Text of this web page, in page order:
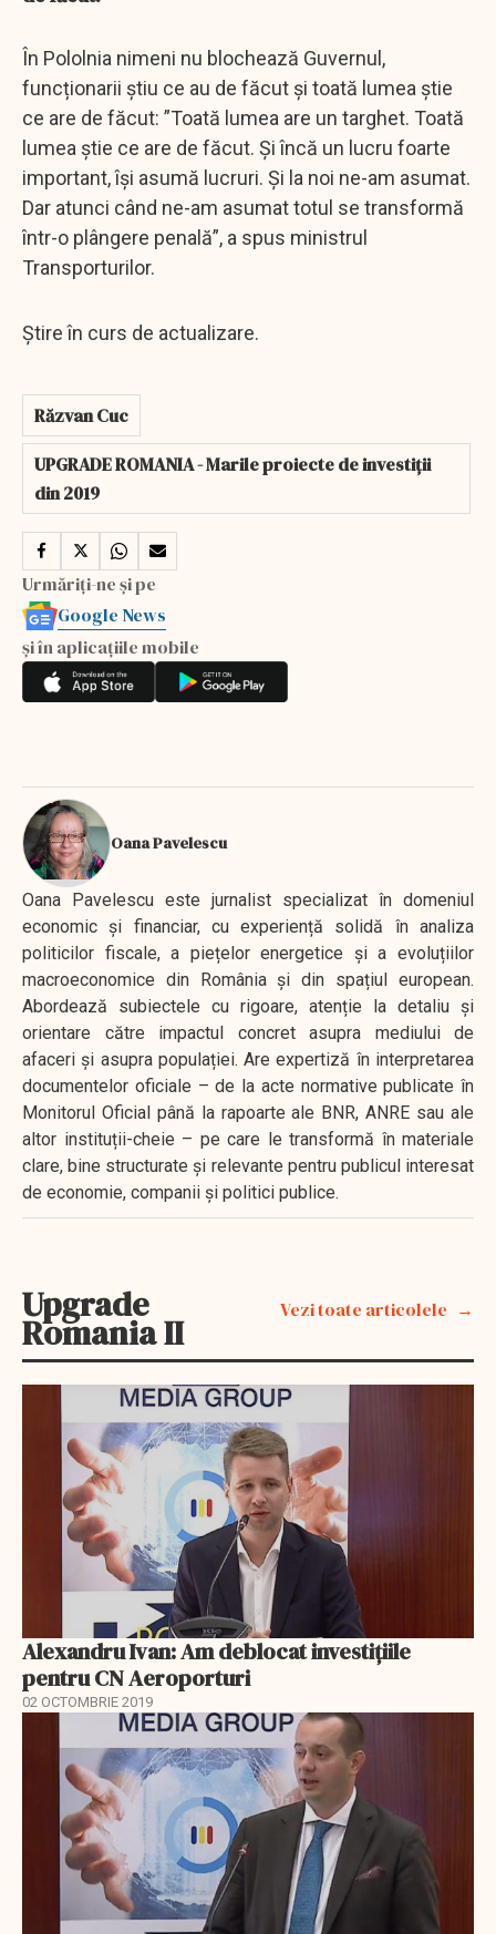
În Pololnia nimeni nu blochează Guvernul,
funcționarii știu ce au de făcut și toată lumea știe
ce are de făcut: ”Toată lumea are un targhet. Toată
lumea știe ce are de făcut. Și încă un lucru foarte
important, își asumă lucruri. Și la noi ne-am asumat.
Dar atunci când ne-am asumat totul se transformă
într-o plângere penală”, a spus ministrul
Transporturilor.
Știre în curs de actualizare.
Răzvan Cuc
UPGRADE ROMANIA - Marile proiecte de investiții
din 2019
Urmăriți-ne și pe
Google News
și în aplicațiile mobile
Oana Pavelescu
Oana Pavelescu este jurnalist specializat în domeniul
economic și financiar, cu experiență solidă în analiza
politicilor fiscale, a piețelor energetice și a evoluțiilor
macroeconomice din România și din spațiul european.
Abordează subiectele cu rigoare, atenție la detaliu și
orientare către impactul concret asupra mediului de
afaceri și asupra populației. Are expertiză în interpretarea
documentelor oficiale – de la acte normative publicate în
Monitorul Oficial până la rapoarte ale BNR, ANRE sau ale
altor instituții-cheie – pe care le transformă în materiale
clare, bine structurate și relevante pentru publicul interesat
de economie, companii și politici publice.
Upgrade
Romania II
Vezi toate articolele
Alexandru Ivan: Am deblocat investițiile
pentru CN Aeroporturi
02 OCTOMBRIE 2019